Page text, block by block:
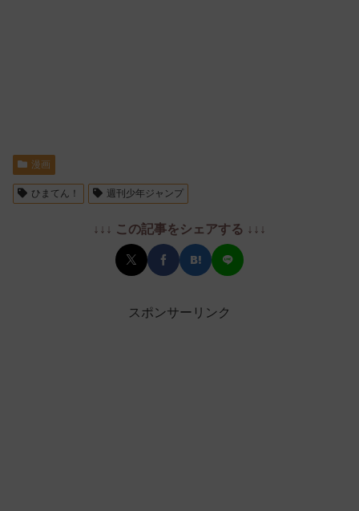
漫画
ひまてん！ 週刊少年ジャンプ
↓↓↓ この記事をシェアする ↓↓↓
スポンサーリンク